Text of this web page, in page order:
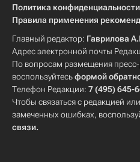
Политика конфиденциальности
Правила применения
Главный редактор: Гаврилова
Адрес электронной почты
По вопросам размещения
воспользуйтесьформой
Телефон Редакции: 7 (495) 645-
Чтобы связаться с редакцией
замеченных ошибках,
связи.